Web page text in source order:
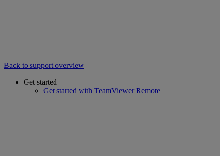
Back to support overview
Get started
Get started with TeamViewer Remote